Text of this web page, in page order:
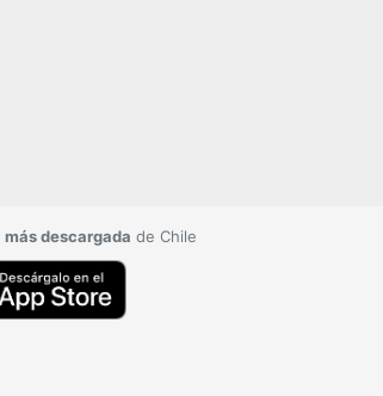
más descargada de Chile